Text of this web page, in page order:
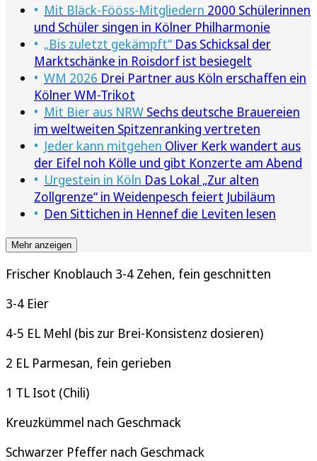
Mit Bläck-Fööss-Mitgliedern 2000 Schülerinnen
und Schüler singen in Kölner Philharmonie
„Bis zuletzt gekämpft“ Das Schicksal der
Marktschänke in Roisdorf ist besiegelt
WM 2026 Drei Partner aus Köln erschaffen ein
Kölner WM-Trikot
Mit Bier aus NRW Sechs deutsche Brauereien
im weltweiten Spitzenranking vertreten
Jeder kann mitgehen Oliver Kerk wandert aus
der Eifel noh Kölle und gibt Konzerte am Abend
Urgestein in Köln Das Lokal „Zur alten
Zollgrenze“ in Weidenpesch feiert Jubiläum
Den Sittichen in Hennef die Leviten lesen
Mehr anzeigen
Frischer Knoblauch 3-4 Zehen, fein geschnitten
3-4 Eier
4-5 EL Mehl (bis zur Brei-Konsistenz dosieren)
2 EL Parmesan, fein gerieben
1 TL Isot (Chili)
Kreuzkümmel nach Geschmack
Schwarzer Pfeffer nach Geschmack